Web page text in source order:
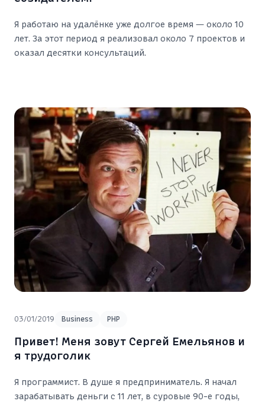
Я работаю на удалёнке уже долгое время — около 10
лет. За этот период я реализовал около 7 проектов и
оказал десятки консультаций.
03/01/2019 Business PHP
Привет! Меня зовут Сергей Емельянов и
я трудоголик
Я программист. В душе я предприниматель. Я начал
зарабатывать деньги с 11 лет, в суровые 90-е годы,